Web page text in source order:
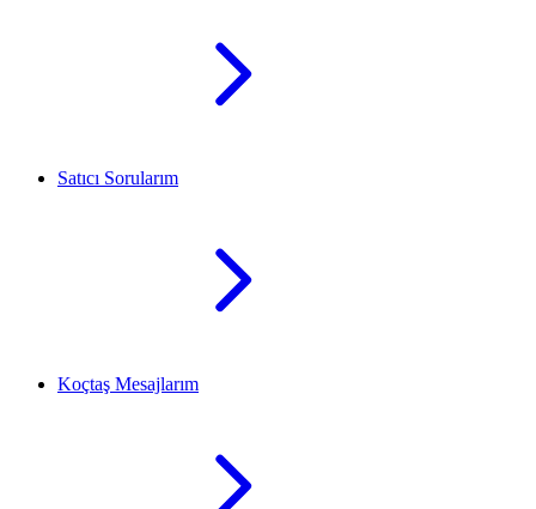
Satıcı Sorularım
Koçtaş Mesajlarım